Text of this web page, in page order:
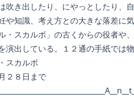
吹き出したり、にやっとしたり、
や知識、考え方との大きな落差に気
・スカルボ」の古くからの役者や
演出している。１２通の手紙では
スカルボ
２８日まで